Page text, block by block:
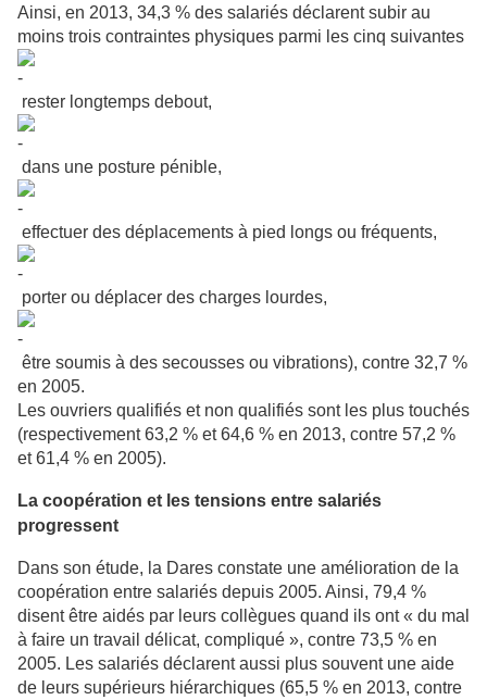
Ainsi, en 2013, 34,3 % des salariés déclarent subir au
moins trois contraintes physiques parmi les cinq suivantes
rester longtemps debout,
dans une posture pénible,
effectuer des déplacements à pied longs ou fréquents,
porter ou déplacer des charges lourdes,
être soumis à des secousses ou vibrations), contre 32,7 %
en 2005.
Les ouvriers qualifiés et non qualifiés sont les plus touchés
(respectivement 63,2 % et 64,6 % en 2013, contre 57,2 %
et 61,4 % en 2005).
La coopération et les tensions entre salariés
progressent
Dans son étude, la Dares constate une amélioration de la
coopération entre salariés depuis 2005. Ainsi, 79,4 %
disent être aidés par leurs collègues quand ils ont « du mal
à faire un travail délicat, compliqué », contre 73,5 % en
2005. Les salariés déclarent aussi plus souvent une aide
de leurs supérieurs hiérarchiques (65,5 % en 2013, contre